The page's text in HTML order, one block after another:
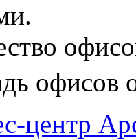
офисов
центр